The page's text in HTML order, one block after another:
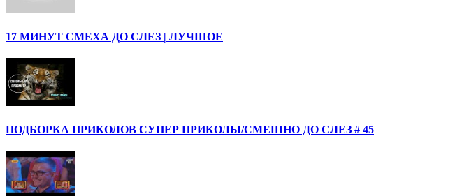
17 МИНУТ СМЕХА ДО СЛЕЗ | ЛУЧШОЕ
ПОДБОРКА ПРИКОЛОВ СУПЕР ПРИКОЛЫ/СМЕШНО ДО СЛЕЗ # 45